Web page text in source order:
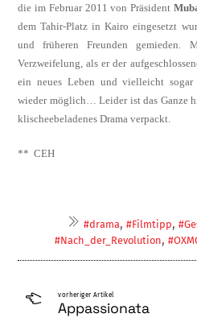
die im Februar 2011 von Präsident
dem Tahir-Platz in Kairo eingesetzt
und früheren Freunden gemieden.
Verzweifelung, als er der
ein neues Leben und vielleicht
wieder möglich… Leider ist das Ganze
klischeebeladenes Drama verpackt.
**CEH
#drama, #Filmtipp,
#Nach_der_Revolution,
vorheriger Artikel
Appassionata